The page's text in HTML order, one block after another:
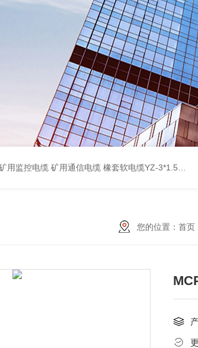
矿用阻燃控制电缆MKYJV-3*1.5 铠装阻燃矿用控制电缆MKYJV32 MKYJVP22矿用屏蔽铠装控制电缆 防水橡套扁电缆JHSB-3*4 专业厂家 MY-0.38/0.66kv矿用阻燃橡套电缆
您的位置： 首页